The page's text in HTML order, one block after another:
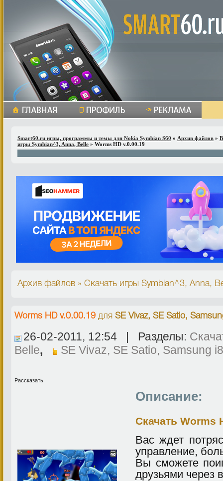
Smart60.ru игры, программы и темы для Nokia Symbian S60 » Архив файлов »
игры Symbian^3, Anna, Belle » Worms HD v.0.00.19
Архив файлов » Скачать игры Symbian^3, Anna,
Worms HD v.0.00.19 для SE Vivaz, SE Satio,
26-02-2011, 12:54 | Разделы:
Belle, SE Vivaz, SE Satio, Samsung
Рассказать
Описание:
Скачать Worms
Вас ждет
управление,
Вы сможете
друзьями через